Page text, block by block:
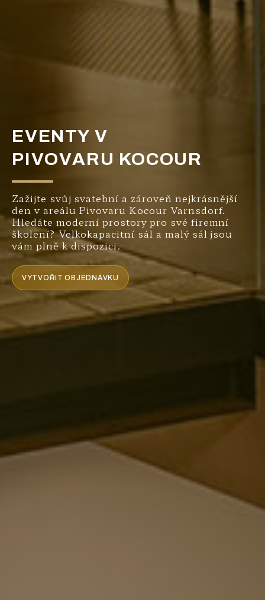
EVENTY V
PIVOVARU KOCOUR
Zažijte svůj svatební a zároveň nejkrásnější
den v areálu Pivovaru Kocour Varnsdorf.
Hledáte moderní prostory pro své firemní
školení? Velkokapacitní sál a malý sál jsou
vám plně k dispozici.
VYTVOŘIT OBJEDNÁVKU